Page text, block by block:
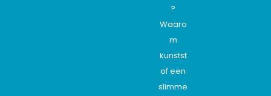
?
Waaro
m
kunstst
of een
slimme